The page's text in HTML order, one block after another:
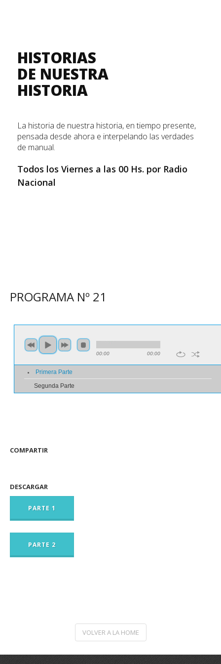
HISTORIAS
DE NUESTRA
HISTORIA
La historia de nuestra historia, en tiempo presente,
pensada desde ahora e interpelando las verdades
de manual.
Todos los Viernes a las 00 Hs. por Radio
Nacional
PROGRAMA Nº 21
COMPARTIR
DESCARGAR
PARTE 1
PARTE 2
VOLVER A LA HOME